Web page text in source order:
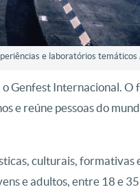
e laboratórios temáticos
Genfest Internacional.
e reúne pessoas do
culturais, formativas
e adultos, entre 18 e